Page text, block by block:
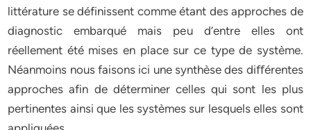
littérature se définissent comme étant des approches de
diagnostic embarqué mais peu d’entre elles ont
réellement été mises en place sur ce type de système.
Néanmoins nous faisons ici une synthèse des diﬀérentes
approches afin de déterminer celles qui sont les plus
pertinentes ainsi que les systèmes sur lesquels elles sont